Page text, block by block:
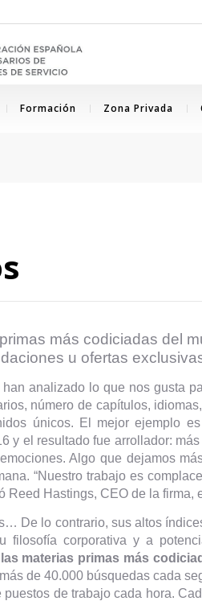
Formación Zona Privada
más codiciadas del
u ofertas
analizado lo que nos gusta
número de capítulos,
únicos. El mejor ejemplo es
y el resultado fue arrollador:
Algo que dejamos
“Nuestro trabajo es
Reed Hastings, CEO de la firma,
De lo contrario, sus altos
corporativa y a
materias primas más
de 40.000 búsquedas cada
de trabajo cada hora.